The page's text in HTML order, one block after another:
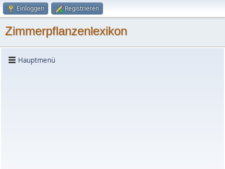
Einloggen Registrieren
Zimmerpflanzenlexikon
Hauptmenü